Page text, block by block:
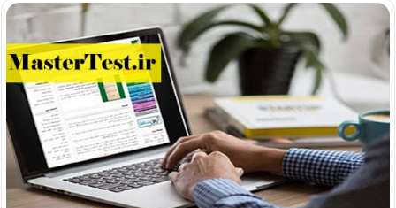
کارشناسی
ارشد
پذیرش
بدون
آزمون
۱۴۰۲
دانشگاه
تهران